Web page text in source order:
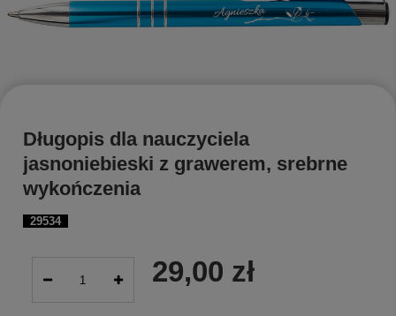
29534
Długopis dla nauczyciela
jasnoniebieski z grawerem, srebrne
wykończenia
29,00 zł